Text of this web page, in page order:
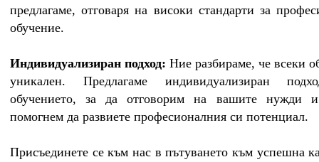
предлагаме, отговаря на високи стандарти за
обучение.
Индивидуализиран подход: Ние разбираме, че всеки
уникален. Предлагаме индивидуализиран
обучението, за да отговорим на вашите нужди
помогнем да развиете професионалния си потенциал.
Присъединете се към нас в пътуването към успешна